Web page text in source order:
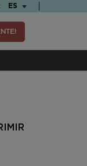
TEXT.LANGUAGE
ES